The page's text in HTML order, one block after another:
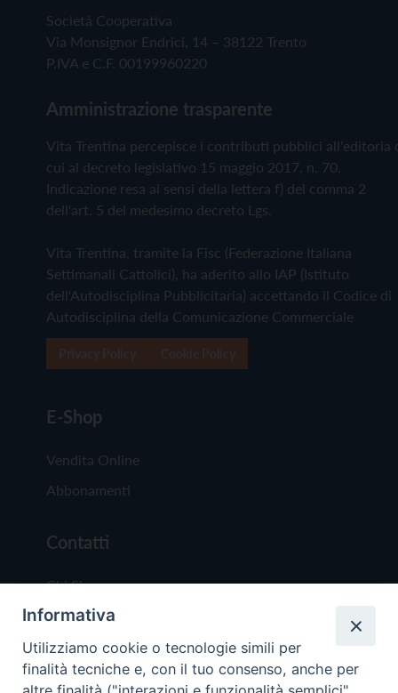
Società Cooperativa
Via Monsignor Endrici, 14 – 38122 Trento
P.IVA e C.F. 00199960220
Amministrazione trasparente
Vita Trentina percepisce i contributi pubblici all'editoria
cui al decreto legislativo 15 maggio 2017, n. 70.
Indicazione resa ai sensi della lettera f) del comma 2
dell'art. 5 del medesimo decreto Lgs.
Vita Trentina, tramite la Fisc (Federazione Italiana
Settimanali Cattolici), ha aderito allo IAP (Istituto
dell'Autodisciplina Pubblicitaria) accettando il Codice di
Autodisciplina della Comunicazione Commerciale
E-Shop
Vendita Online
Abbonamenti
Contatti
Chi Siamo
Redazione
Scrivici
Informativa
Utilizziamo cookie o tecnologie simili per
finalità tecniche e, con il tuo consenso, anche per